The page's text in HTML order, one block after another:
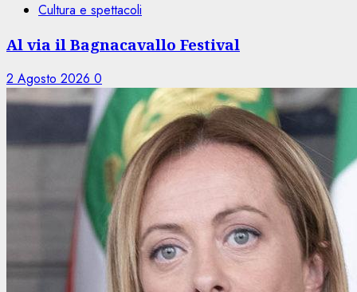
Cultura e spettacoli
Al via il Bagnacavallo Festival
2 Agosto 2026 0